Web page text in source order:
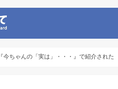
『今ちゃんの「実は」・・・』で紹介され